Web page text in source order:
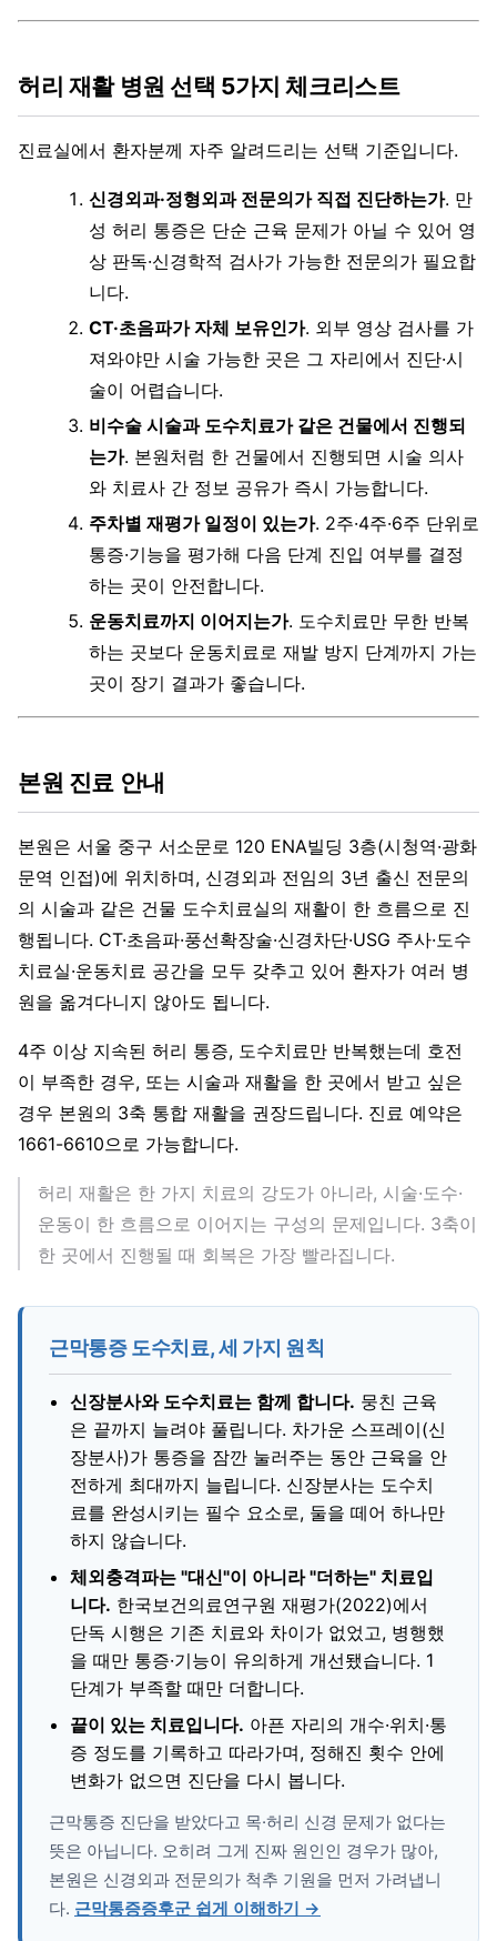
허리 재활 병원 선택 5가지 체크리스트
진료실에서 환자분께 자주 알려드리는 선택 기준입니다.
신경외과·정형외과 전문의가 직접 진단하는가. 만
성 허리 통증은 단순 근육 문제가 아닐 수 있어 영
상 판독·신경학적 검사가 가능한 전문의가 필요합
니다.
CT·초음파가 자체 보유인가. 외부 영상 검사를 가
져와야만 시술 가능한 곳은 그 자리에서 진단·시
술이 어렵습니다.
비수술 시술과 도수치료가 같은 건물에서 진행되
는가. 본원처럼 한 건물에서 진행되면 시술 의사
와 치료사 간 정보 공유가 즉시 가능합니다.
주차별 재평가 일정이 있는가. 2주·4주·6주 단위로
통증·기능을 평가해 다음 단계 진입 여부를 결정
하는 곳이 안전합니다.
운동치료까지 이어지는가. 도수치료만 무한 반복
하는 곳보다 운동치료로 재발 방지 단계까지 가는
곳이 장기 결과가 좋습니다.
본원 진료 안내
본원은 서울 중구 서소문로 120 ENA빌딩 3층(시청역·광화
문역 인접)에 위치하며, 신경외과 전임의 3년 출신 전문의
의 시술과 같은 건물 도수치료실의 재활이 한 흐름으로 진
행됩니다. CT·초음파·풍선확장술·신경차단·USG 주사·도수
치료실·운동치료 공간을 모두 갖추고 있어 환자가 여러 병
원을 옮겨다니지 않아도 됩니다.
4주 이상 지속된 허리 통증, 도수치료만 반복했는데 호전
이 부족한 경우, 또는 시술과 재활을 한 곳에서 받고 싶은
경우 본원의 3축 통합 재활을 권장드립니다. 진료 예약은
1661-6610으로 가능합니다.
허리 재활은 한 가지 치료의 강도가 아니라, 시술·도수·
운동이 한 흐름으로 이어지는 구성의 문제입니다. 3축이
한 곳에서 진행될 때 회복은 가장 빨라집니다.
근막통증 도수치료, 세 가지 원칙
신장분사와 도수치료는 함께 합니다. 뭉친 근육
은 끝까지 늘려야 풀립니다. 차가운 스프레이(신
장분사)가 통증을 잠깐 눌러주는 동안 근육을 안
전하게 최대까지 늘립니다. 신장분사는 도수치
료를 완성시키는 필수 요소로, 둘을 떼어 하나만
하지 않습니다.
체외충격파는 "대신"이 아니라 "더하는" 치료입
니다. 한국보건의료연구원 재평가(2022)에서
단독 시행은 기존 치료와 차이가 없었고, 병행했
을 때만 통증·기능이 유의하게 개선됐습니다. 1
단계가 부족할 때만 더합니다.
끝이 있는 치료입니다. 아픈 자리의 개수·위치·통
증 정도를 기록하고 따라가며, 정해진 횟수 안에
변화가 없으면 진단을 다시 봅니다.
근막통증 진단을 받았다고 목·허리 신경 문제가 없다는
뜻은 아닙니다. 오히려 그게 진짜 원인인 경우가 많아,
본원은 신경외과 전문의가 척추 기원을 먼저 가려냅니
다. 근막통증증후군 쉽게 이해하기 →